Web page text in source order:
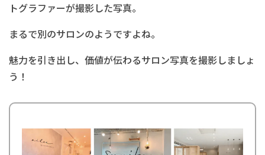
トグラファーが撮影した写真。
まるで別のサロンのようですよね。
魅力を引き出し、価値が伝わるサロン写真を撮影しましょ
う！